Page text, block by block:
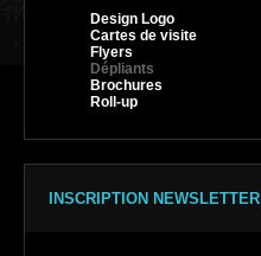
Design Logo
Cartes de visite
Flyers
Dépliants
Brochures
Roll-up
INSCRIPTION NEWSLETTER